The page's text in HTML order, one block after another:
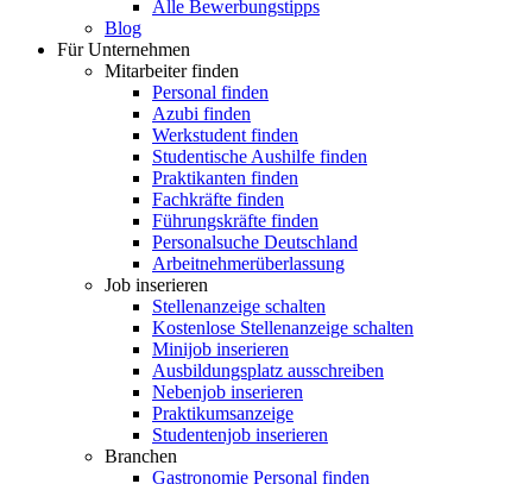
Alle Bewerbungstipps
Blog
Für Unternehmen
Mitarbeiter finden
Personal finden
Azubi finden
Werkstudent finden
Studentische Aushilfe finden
Praktikanten finden
Fachkräfte finden
Führungskräfte finden
Personalsuche Deutschland
Arbeitnehmerüberlassung
Job inserieren
Stellenanzeige schalten
Kostenlose Stellenanzeige schalten
Minijob inserieren
Ausbildungsplatz ausschreiben
Nebenjob inserieren
Praktikumsanzeige
Studentenjob inserieren
Branchen
Gastronomie Personal finden